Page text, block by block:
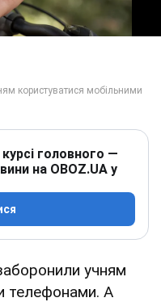
головного —
на OBOZ.UA у
учням
телефонами. А